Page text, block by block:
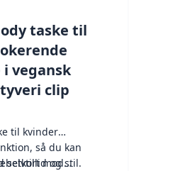
taske til
i vegansk
clip
til kvinder
så du kan
selvtillid og stil.
mod